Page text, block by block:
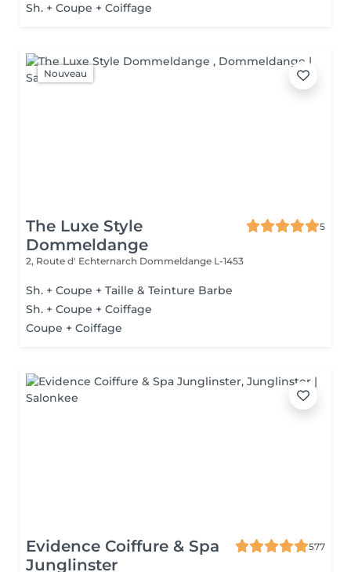
Sh. + Coupe + Coiffage
Nouveau
The Luxe Style
Dommeldange
5
2, Route d' Echternarch Dommeldange L-1453
Sh. + Coupe + Taille & Teinture Barbe
Sh. + Coupe + Coiffage
Coupe + Coiffage
Evidence Coiffure & Spa
Junglinster
577